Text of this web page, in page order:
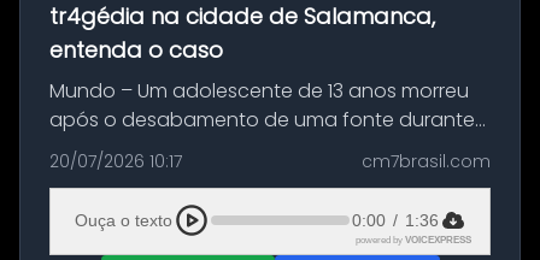
tr4gédia na cidade de Salamanca,
entenda o caso
Mundo – Um adolescente de 13 anos morreu
após o desabamento de uma fonte durante
as comemorações pelo título da Copa do
Mundo conquistado pela Espanha, em
Ciudad Rodrigo, na província de Salamanca,
no...
20/07/2026 10:17 cm7brasil.com
Ouça o texto 0:00 / 1:36
powered by VOICEXPRESS